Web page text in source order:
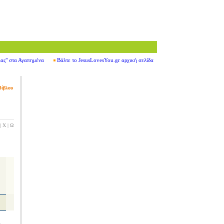
στα Αγαπημένα Βάλτε το JesusLovesYou.gr αρχική σελίδα
| Χ | Ω